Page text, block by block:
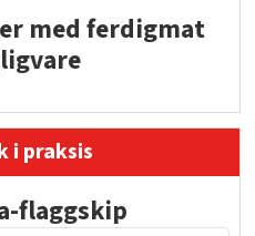
med ferdigmat
i praksis
flaggskip